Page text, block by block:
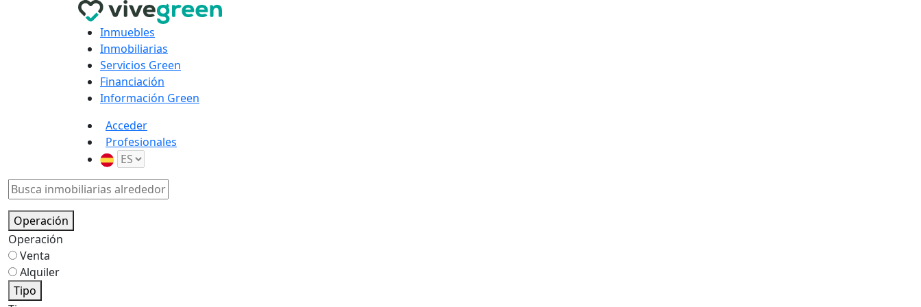
Inmuebles
Inmobiliarias
Servicios Green
Financiación
Información Green
Acceder
Profesionales
Operación
Operación
Venta
Alquiler
Tipo